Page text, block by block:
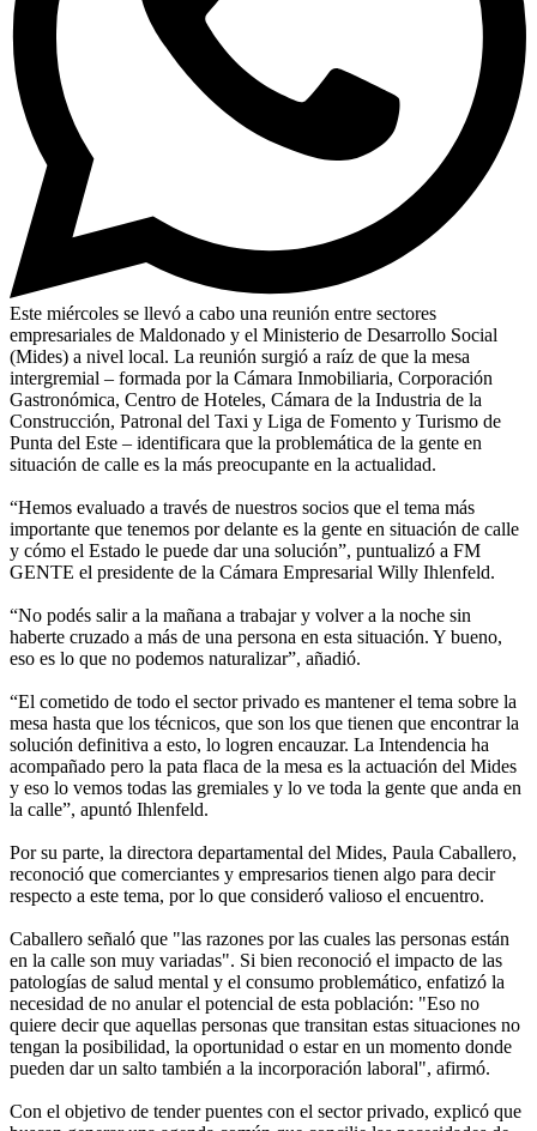
Este miércoles se llevó a cabo una reunión entre sectores
empresariales de Maldonado y el Ministerio de Desarrollo Social
(Mides) a nivel local. La reunión surgió a raíz de que la mesa
intergremial – formada por la Cámara Inmobiliaria, Corporación
Gastronómica, Centro de Hoteles, Cámara de la Industria de la
Construcción, Patronal del Taxi y Liga de Fomento y Turismo de
Punta del Este – identificara que la problemática de la gente en
situación de calle es la más preocupante en la actualidad.
“Hemos evaluado a través de nuestros socios que el tema más
importante que tenemos por delante es la gente en situación de calle
y cómo el Estado le puede dar una solución”, puntualizó a FM
GENTE el presidente de la Cámara Empresarial Willy Ihlenfeld.
“No podés salir a la mañana a trabajar y volver a la noche sin
haberte cruzado a más de una persona en esta situación. Y bueno,
eso es lo que no podemos naturalizar”, añadió.
“El cometido de todo el sector privado es mantener el tema sobre la
mesa hasta que los técnicos, que son los que tienen que encontrar la
solución definitiva a esto, lo logren encauzar. La Intendencia ha
acompañado pero la pata flaca de la mesa es la actuación del Mides
y eso lo vemos todas las gremiales y lo ve toda la gente que anda en
la calle”, apuntó Ihlenfeld.
Por su parte, la directora departamental del Mides, Paula Caballero,
reconoció que comerciantes y empresarios tienen algo para decir
respecto a este tema, por lo que consideró valioso el encuentro.
Caballero señaló que "las razones por las cuales las personas están
en la calle son muy variadas". Si bien reconoció el impacto de las
patologías de salud mental y el consumo problemático, enfatizó la
necesidad de no anular el potencial de esta población: "Eso no
quiere decir que aquellas personas que transitan estas situaciones no
tengan la posibilidad, la oportunidad o estar en un momento donde
pueden dar un salto también a la incorporación laboral", afirmó.
Con el objetivo de tender puentes con el sector privado, explicó que